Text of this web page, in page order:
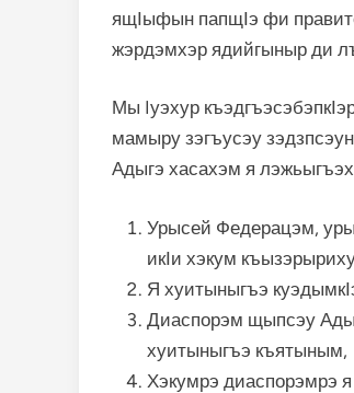
ящӀыфын папщӀэ фи
жэрдэмхэр ядийгыныр ди
Мы Iуэхур
мамыру зэгъусэу
Адыгэ хасахэм я
Урысей Федерацэм,
икӀи хэкум
Я хуитыныгъэ
Диаспорэм щыпсэу
хуитыныгъэ къятыным,
Хэкумрэ диаспорэмрэ